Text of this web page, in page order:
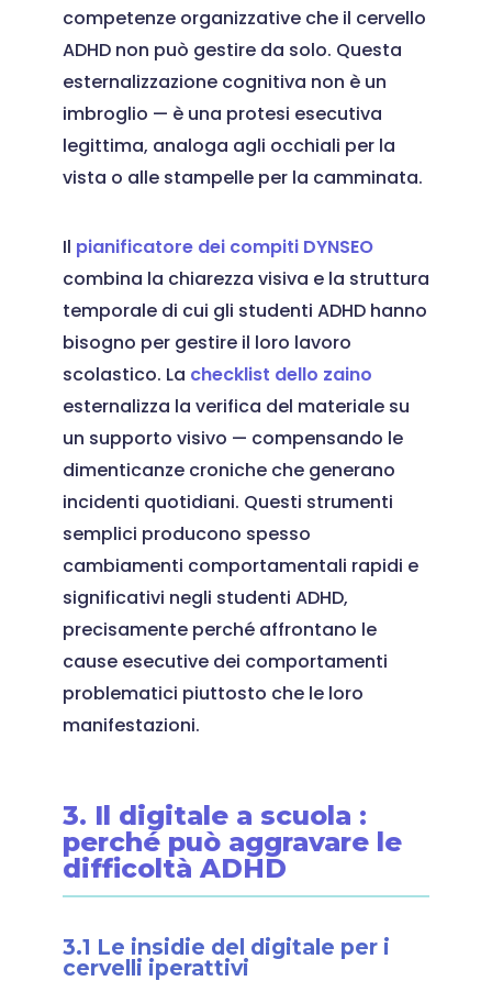
competenze organizzative che il cervello
ADHD non può gestire da solo. Questa
esternalizzazione cognitiva non è un
imbroglio — è una protesi esecutiva
legittima, analoga agli occhiali per la
vista o alle stampelle per la camminata.
Il pianificatore dei compiti DYNSEO
combina la chiarezza visiva e la struttura
temporale di cui gli studenti ADHD hanno
bisogno per gestire il loro lavoro
scolastico. La checklist dello zaino
esternalizza la verifica del materiale su
un supporto visivo — compensando le
dimenticanze croniche che generano
incidenti quotidiani. Questi strumenti
semplici producono spesso
cambiamenti comportamentali rapidi e
significativi negli studenti ADHD,
precisamente perché affrontano le
cause esecutive dei comportamenti
problematici piuttosto che le loro
manifestazioni.
3. Il digitale a scuola :
perché può aggravare le
difficoltà ADHD
3.1 Le insidie del digitale per i
cervelli iperattivi